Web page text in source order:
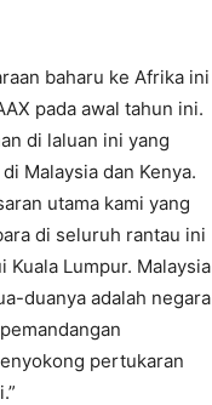
baharu ke Afrika ini
pada awal tahun ini.
di laluan ini yang
Malaysia dan Kenya.
utama kami yang
di seluruh rantau ini
Lumpur. Malaysia
duanya adalah negara
pertukaran